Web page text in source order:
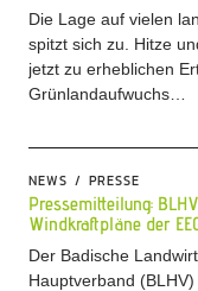
Die Lage auf vielen
spitzt sich zu. Hitze
jetzt zu erheblichen
Grünlandaufwuchs…
NEWS PRESSE
Pressemitteilung:
Windkraftpläne der
Der Badische
Hauptverband